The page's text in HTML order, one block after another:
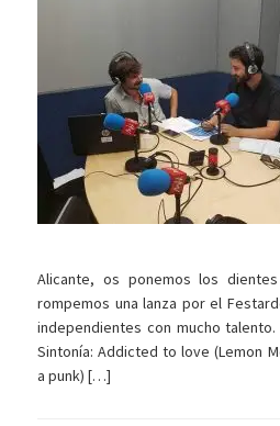
Alicante, os ponemos los
rompemos una lanza por el
independientes con mucho talento.
Sintonía: Addicted to love (Lemon
a punk) […]